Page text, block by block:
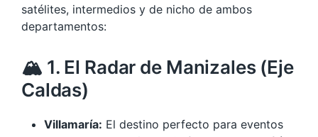
satélites, intermedios y de nicho de ambos
departamentos:
🏔️ 1. El Radar de Manizales (Eje
Caldas)
Villamaría: El destino perfecto para eventos